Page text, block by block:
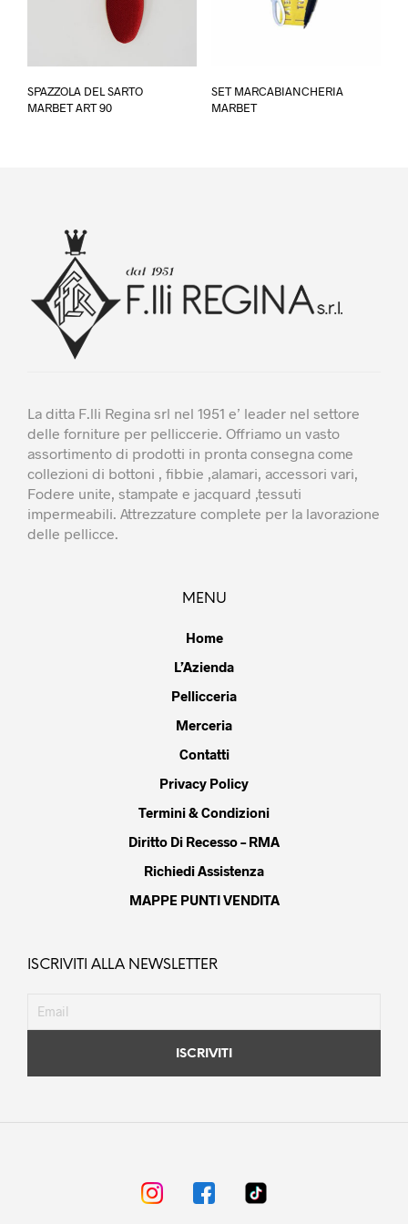
pagina
SPAZZOLA DEL SARTO
MARBET ART 90
SET MARCABIANCHERIA
MARBET
La ditta F.lli Regina srl nel 1951 e’ leader nel settore
delle forniture per pelliccerie. Offriamo un vasto
assortimento di prodotti in pronta consegna come
collezioni di bottoni , fibbie ,alamari, accessori vari,
Fodere unite, stampate e jacquard ,tessuti
impermeabili. Attrezzature complete per la lavorazione
delle pellicce.
MENU
Home
L’Azienda
Pellicceria
Merceria
Contatti
Privacy Policy
Termini & Condizioni
Diritto Di Recesso – RMA
Richiedi Assistenza
MAPPE PUNTI VENDITA
ISCRIVITI ALLA NEWSLETTER